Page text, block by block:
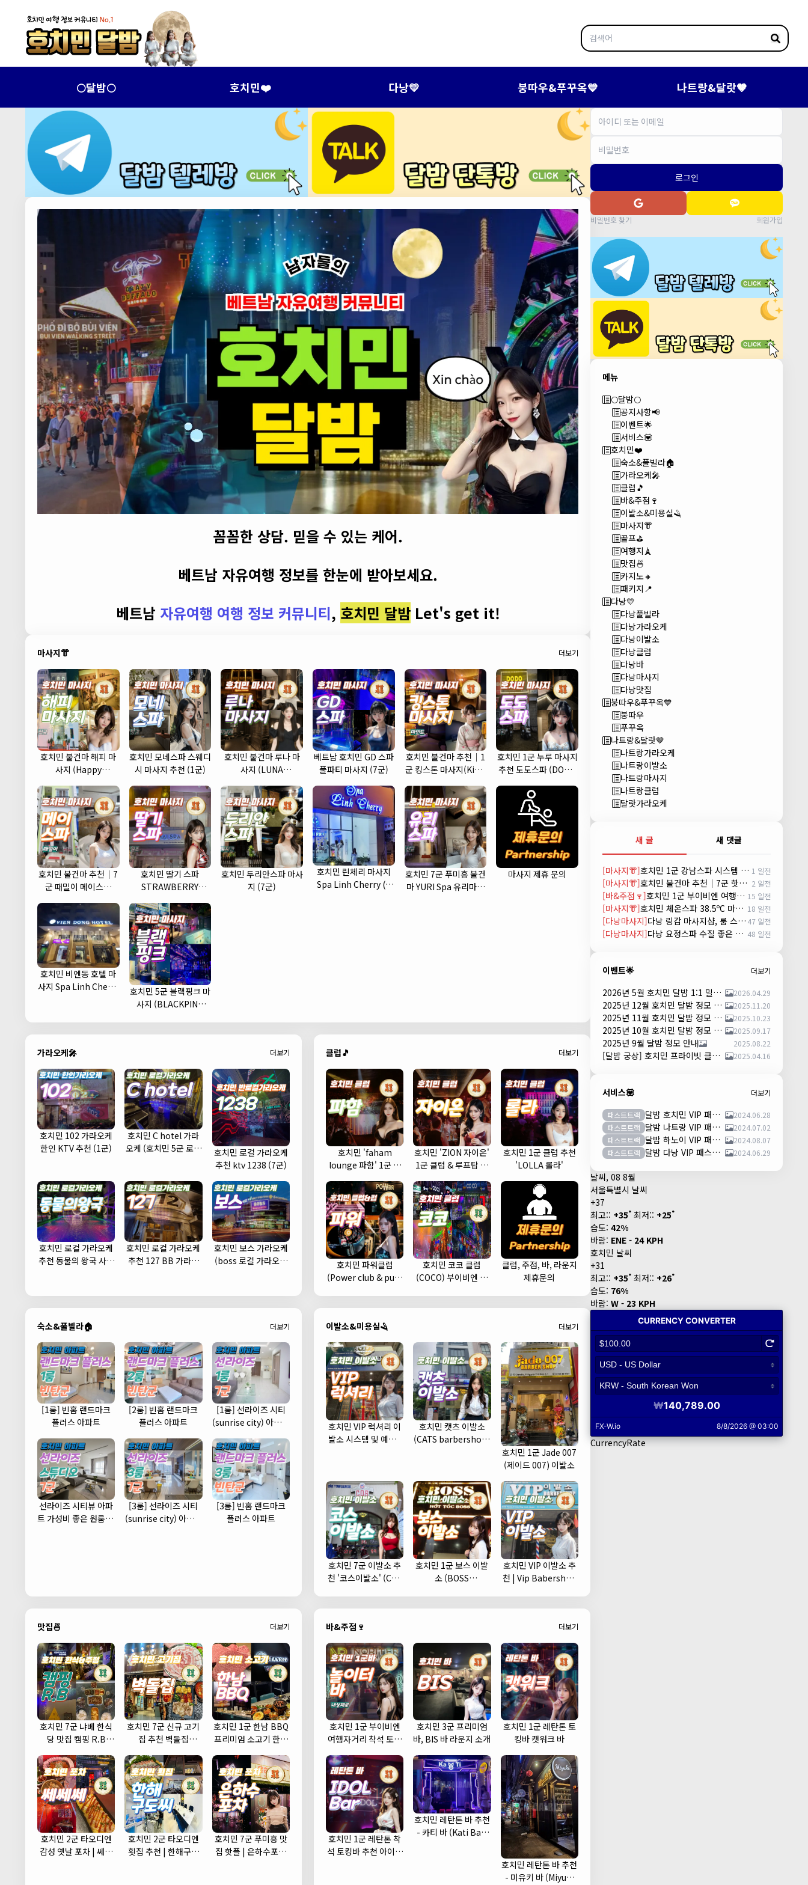
🌕달밤🌕 호치민❤️ 다낭💛 붕따우&푸꾸옥💙 나트랑&달랏🤎
꼼꼼한 상담. 믿을 수 있는 케어.
베트남 자유여행 정보를 한눈에 받아보세요.
베트남 자유여행 여행 정보 커뮤니티, 호치민 달밤Let's get it!
마사지👘 더보기
호치민 불건마 해피 마
사지 (Happy
호치민 모네스파 스웨디
시 마사지 추천 (1군)
호치민 불건마 루나 마
사지 (LUNA
베트남 호치민 GD 스파
풀파티 마사지 (7군)
호치민 불건마 추천｜1
군 킹스톤 마사지(King
호치민 1군 누루 마사지
추천 도도스파 (DODO
호치민 불건마 추천｜7
군 때밀이 메이스파
호치민 딸기 스파
STRAWBERRY
호치민 두리안스파 마사
지 (7군)
호치민 린체리 마사지
Spa Linh Cherry (1
호치민 7군 푸미흥 불건
마 YURI Spa 유리마사
마사지 제휴 문의
호치민 비엔동 호텔 마
사지 Spa Linh Cherry
호치민 5군 블랙핑크 마
사지 (BLACKPINK
가라오케🎤 더보기
호치민 102 가라오케
한인 KTV 추천 (1군)
호치민 C hotel 가라
오케 (호치민 5군 로컬
호치민 로컬 가라오케
추천 ktv 1238 (7군)
호치민 로컬 가라오케
추천 동물의 왕국 사우
호치민 로컬 가라오케
추천 127 BB 가라오
호치민 보스 가라오케
(boss 로컬 가라오케
클럽🎵 더보기
호치민 'faham
lounge 파함' 1군 클
호치민 'ZION 자이온'
1군 클럽 & 루프탑 스
호치민 1군 클럽 추천
'LOLLA 롤라'
호치민 파워클럽
(Power club & pub)
호치민 코코 클럽
(COCO) 부이비엔 여
클럽, 주점, 바, 라운지
제휴문의
숙소&풀빌라🏠 더보기
[1룸] 빈홈 랜드마크
플러스 아파트
[2룸] 빈홈 랜드마크
플러스 아파트
[1룸] 선라이즈 시티
(sunrise city) 아파트
선라이즈 시티뷰 아파
트 가성비 좋은 원룸 스
[3룸] 선라이즈 시티
(sunrise city) 아파트
[3룸] 빈홈 랜드마크
플러스 아파트
이발소&미용실🪒 더보기
호치민 VIP 럭셔리 이
발소 시스템 및 예약 |
호치민 캣츠 이발소
(CATS barbershop)
호치민 1군 Jade 007
(제이드 007) 이발소
호치민 7군 이발소 추
천 '코스이발소' (COS
호치민 1군 보스 이발
소 (BOSS
호치민 VIP 이발소 추
천 | Vip Babershop
맛집🍜 더보기
호치민 7군 냐베 한식
당 맛집 캠핑 R.B
호치민 7군 신규 고기
집 추천 벽돌집
호치민 1군 한남 BBQ
프리미엄 소고기 한우
호치민 2군 타오디엔
감성 옛날 포차 | 쎄쎄
호치민 2군 타오디엔
횟집 추천 | 한해구도
호치민 7군 푸미흥 맛
집 핫플 | 은하수포차
바&주점🍷 더보기
호치민 1군 부이비엔
여행자거리 착석 토킹
LOUNGE)
호치민 3군 프리미엄
바, BIS 바 라운지 소개
호치민 1군 레탄톤 토
킹바 캣워크 바
호치민 1군 레탄톤 착
석 토킹바 추천 아이돌
호치민 레탄톤 바 추천
- 카티 바 (Kati Bar)
호치민 레탄톤 바 추천
- 미유키 바 (Miyuki
로그인
비밀번호 찾기 회원가입
메뉴
🌕달밤🌕
공지사항📢
이벤트🌟
서비스💟
호치민❤️
숙소&풀빌라🏠
가라오케🎤
클럽🎵
바&주점🍷
이발소&미용실🪒
마사지👘
골프⛳
여행지🗼
맛집🍜
카지노🔸
패키지📍
다낭💛
다낭풀빌라
다낭가라오케
다낭이발소
다낭클럽
다낭바
다낭마사지
다낭맛집
붕따우&푸꾸옥💙
붕따우
푸꾸옥
나트랑&달랏🤎
나트랑가라오케
나트랑이발소
나트랑마사지
나트랑클럽
달랏가라오케
새 글 새 댓글
[마사지👘] 호치민 1군 강남스파 시스템 및 예약방법 (GANGNAM SPA) 1 일전
[마사지👘] 호치민 불건마 추천｜7군 핫스톤 마사지(Hot Stone massage) 2 일전
[바&주점🍷] 호치민 1군 부이비엔 여행자거리 착석 토킹바 놀이터 (NORITER LOUNGE) 15 일전
[마사지👘] 호치민 체온스파 38.5ºC 마사지 CHEON SPA Massage 18 일전
[다낭마사지] 다낭 링감 마사지샵, 룸 스파(Room Spa) 예약 47 일전
[다낭마사지] 다낭 요정스파 수질 좋은 곳 시스템 및 예약 방법 48 일전
이벤트🌟 더보기
2026년 5월 호치민 달밤 1:1 밀착 댄서 파티 안내 2026.04.29
2025년 12월 호치민 달밤 정모 안내 2025.11.20
2025년 11월 호치민 달밤 정모 안내 2025.10.23
2025년 10월 호치민 달밤 정모 안내 2025.09.17
2025년 9월 달밤 정모 안내 2025.08.22
[달밤 궁상] 호치민 프라이빗 클럽 댄스 파티 – 하루 한 팀만! 2025.04.16
서비스💟 더보기
패스트트랙 달밤 호치민 VIP 패스트트랙 이용안내 (떤션넛공항)
2024.06.28
패스트트랙
달밤 나트랑 VIP 패스트트랙 이용안내 (깜란공항)
2024.07.02
패스트트랙
달밤 하노이 VIP 패스트트랙 이용안내 (노이바이공항)
2024.08.07
패스트트랙
달밤 다낭 VIP 패스트트랙 이용안내 (다낭국제공항) 2024.06.29
날씨, 08 8월
서울특별시 날씨
+37
최고:: +35° 최저:: +25°
습도: 42%
바람: ENE - 24 KPH
호치민 날씨
+31
최고:: +35° 최저:: +26°
습도: 76%
바람: W - 23 KPH
CurrencyRate